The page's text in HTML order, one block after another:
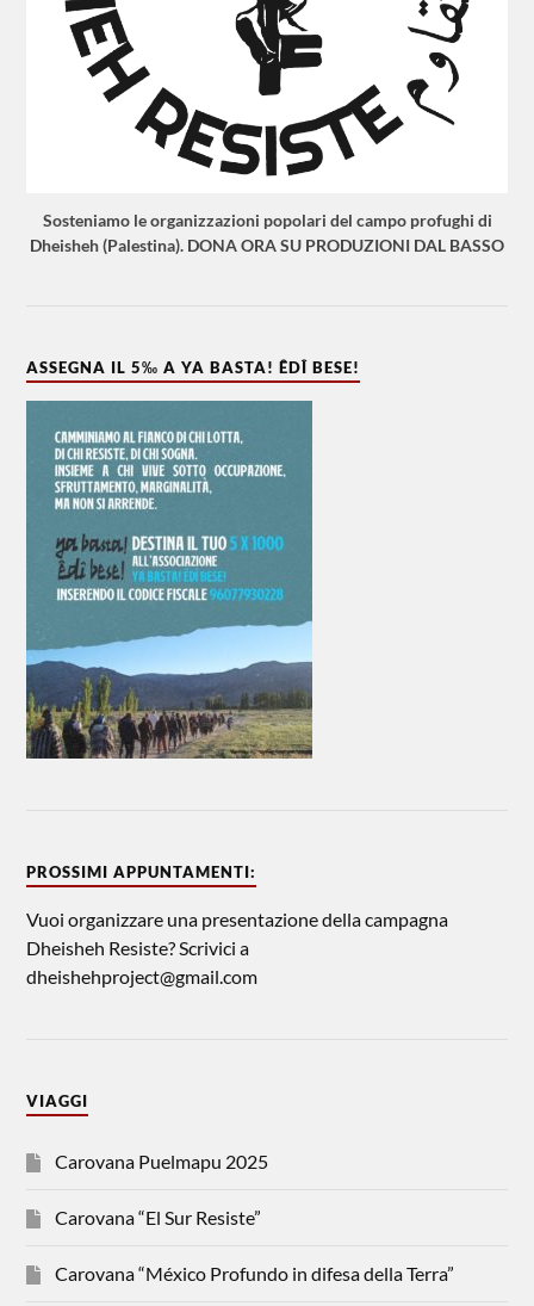
Sosteniamo le organizzazioni popolari del campo profughi di
Dheisheh (Palestina). DONA ORA SU PRODUZIONI DAL BASSO
ASSEGNA IL 5‰ A YA BASTA! ÊDÎ BESE!
PROSSIMI APPUNTAMENTI:
Vuoi organizzare una presentazione della campagna
Dheisheh Resiste? Scrivici a
dheishehproject@gmail.com
VIAGGI
Carovana Puelmapu 2025
Carovana “El Sur Resiste”
Carovana “México Profundo in difesa della Terra”